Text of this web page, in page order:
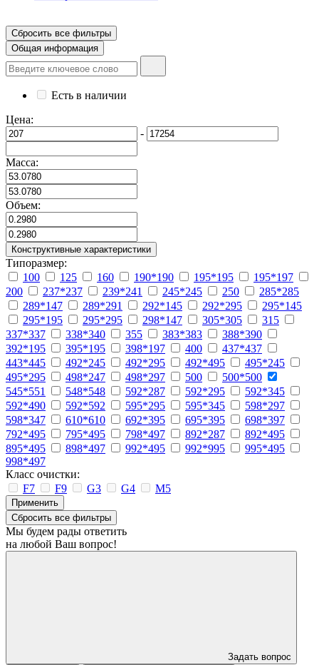
Сбросить все фильтры
Общая информация
Есть в наличии
Цена:
-
Масса:
Объем:
Конструктивные характеристики
Типоразмер:
100
125 160 190*190 195*195
195*197
200
237*237 239*241 245*245 250
285*285
289*147
289*291 292*145 292*295
295*145
295*195
295*295 298*147 305*305
315
337*337
338*340 355 383*383
388*390
392*195
395*195 398*197 400
437*437
443*445
492*245 492*295 492*495
495*245
495*295
498*247 498*297 500
500*500
545*551
548*548 592*287 592*295
592*345
592*490
592*592 595*295 595*345
598*297
598*347
610*610 692*395 695*395
698*397
792*495
795*495 798*497 892*287
892*495
895*495
898*497 992*495 992*995
995*495
998*497
Класс очистки:
F7
F9 G3 G4 M5
Применить
Сбросить все фильтры
Мы будем рады ответить
на любой Ваш вопрос!
Задать вопрос